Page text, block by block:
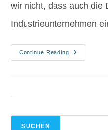
wir nicht, dass auch die
Industrieunternehmen
Continue Reading
SUCHEN